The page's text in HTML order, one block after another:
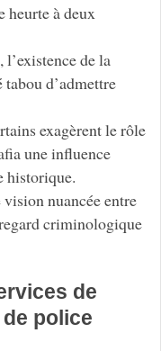
heurte à deux
de la
d’admettre
exagèrent le rôle
une influence
historique.
nuancée entre
criminologique
de
police